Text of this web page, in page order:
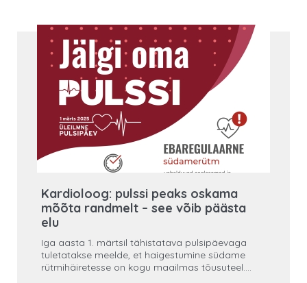
Kardioloog: pulssi peaks oskama
mõõta randmelt – see võib päästa
elu
Iga aasta 1. märtsil tähistatava pulsipäevaga
tuletatakse meelde, et haigestumine südame
rütmihäiretesse on kogu maailmas tõusuteel.